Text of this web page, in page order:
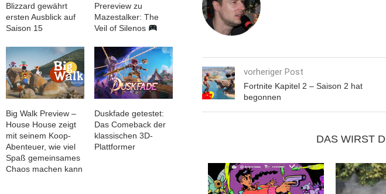
vorheriger Post
Fortnite Kapitel 2 – Saison 2 hat
begonnen
DAS WIRST
Blizzard gewährt
ersten Ausblick auf
Saison 15
Prereview zu
Mazestalker: The
Veil of Silenos
Big Walk Preview –
House House zeigt
mit seinem Koop-
Abenteuer, wie viel
Spaß gemeinsames
Chaos machen kann
Duskfade getestet:
Das Comeback der
klassischen 3D-
Plattformer